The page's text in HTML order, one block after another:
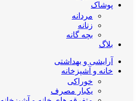
پوشاک
مردانه
زنانه
بچه گانه
بلاگ
آرایشی و بهداشتی
خانه و آشپزخانه
خوراکی
یکبار مصرف